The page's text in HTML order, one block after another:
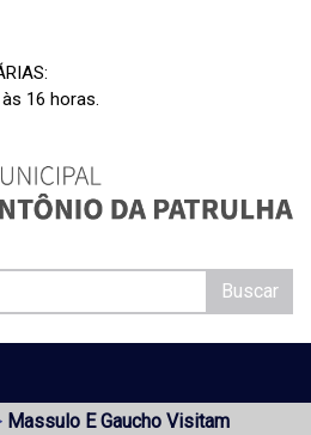
Aberta
16 horas.
Buscar
Massulo E Gaucho Visitam